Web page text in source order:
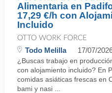
Alimentaria en
17,29 €/h con
Incluido
OTTO WORK FORCE
Todo Melilla 17/07/
¿Buscas trabajo en
con alojamiento incluido? En
comidas asiáticas frescas en
bami y nasi ...